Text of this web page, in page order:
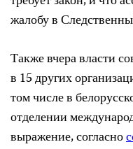
жалобу в
Также вчера власти
в 15 других
том числе в
отделении
выражение, согласно